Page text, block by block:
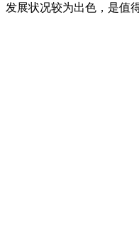
发展状况较为出色，是值